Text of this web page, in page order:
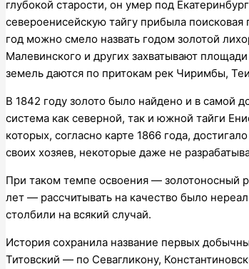
глубокой старости, он умер под
североенисейскую тайгу прибыла
год можно смело назвать годом золотой
Малевинского и других захватывают
земель даются по притокам рек Чиримбы,
В 1842 году золото было найдено и в самой
система как северной, так и южной тайги
которых, согласно карте 1866 года,
своих хозяев, некоторые даже не
При таком темпе освоения — золотоносный
лет — рассчитывать на качество было
столбили на всякий случай.
История сохранила название первых
Титовский — по Севагликону,